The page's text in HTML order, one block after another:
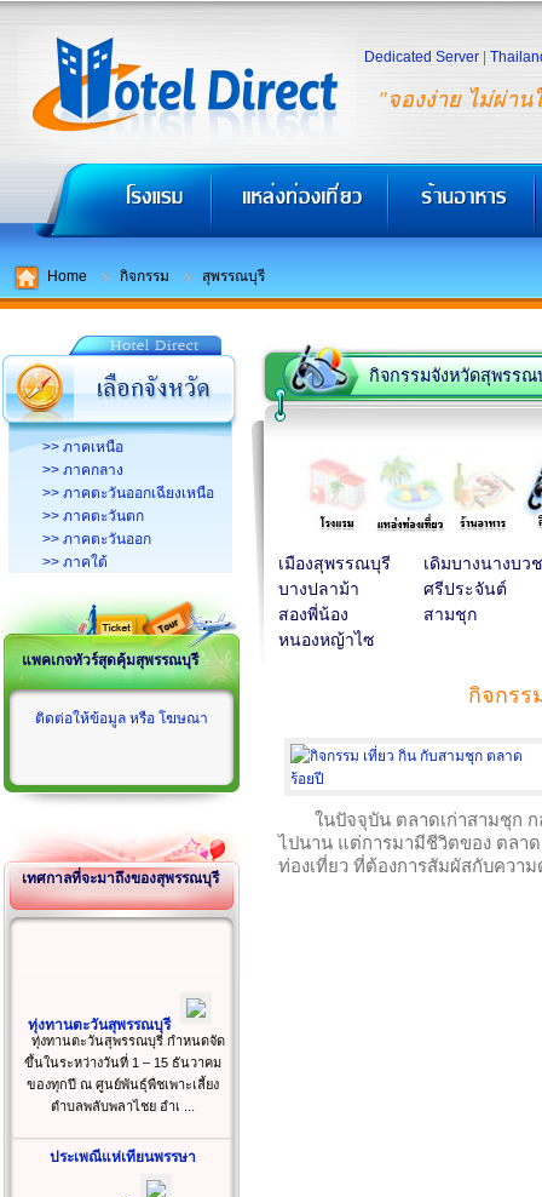
"จองง่าย ไม่ผ่าน
Dedicated Server
Home กิจกรรม สุพรรณบุรี
>> ภาคเหนือ
>> ภาคกลาง
>> ภาคตะวันออกเฉียงเหนือ
>> ภาคตะวันตก
>> ภาคตะวันออก
>> ภาคใต้
แพคเกจทัวร์สุดคุ้มสุพรรณบุรี
ติดต่อให้ข้อมูล หรือ โฆษณา
เทศกาลที่จะมาถึงของสุพรรณบุรี
ทุ่งทานตะวันสุพรรณบุรี
ทุ่งทานตะวันสุพรรณบุรี กำหนดจัด
ขึ้นในระหว่างวันที่ 1 – 15 ธันวาคม
ของทุกปี ณ ศูนย์พันธุ์พืชเพาะเลี้ยง
ตำบลพลับพลาไชย อำเ ...
ประเพณีแห่เทียนพรรษา
กิจกรรมจังหวัดสุพรรณ
เมืองสุพรรณบุรี
เดิมบางนางบวช
บางปลาม้า
ศรีประจันต์
สองพี่น้อง
สามชุก
หนองหญ้าไซ
กิจกร
ในปัจจุบัน ตลาดเก่าสามชุก
ไปนาน แต่การมามีชีวิตของ ตลา
ท่องเที่ยว ที่ต้องการสัมผัสกับควา